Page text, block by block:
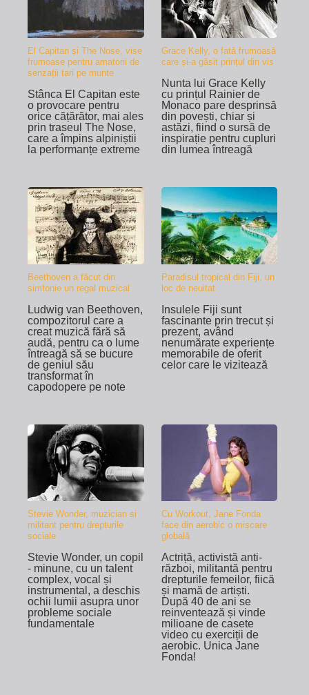
El Capitan și The Nose, vise
frumoase pentru amatorii de
senzații tari pe munte
Stânca El Capitan este
o provocare pentru
orice cățărător, mai ales
prin traseul The Nose,
care a împins alpiniștii
la performanțe extreme
Grace Kelly, o fată frumoasă
care și-a găsit prințul din vis
Nunta lui Grace Kelly
cu prințul Rainier de
Monaco pare desprinsă
din povești, chiar și
astăzi, fiind o sursă de
inspirație pentru cupluri
din lumea întreagă
Beethoven a făcut din
simfonie un regal muzical
Ludwig van Beethoven,
compozitorul care a
creat muzică fără să
audă, pentru ca o lume
întreagă să se bucure
de geniul său
transformat în
capodopere pe note
Paradisul tropical din Fiji, un
loc de neuitat
Insulele Fiji sunt
fascinante prin trecut și
prezent, având
nenumărate experiențe
memorabile de oferit
celor care le vizitează
Stevie Wonder, muzician și
militant pentru drepturile
sociale
Stevie Wonder, un copil
- minune, cu un talent
complex, vocal și
instrumental, a deschis
ochii lumii asupra unor
probleme sociale
fundamentale
Cu Workout, Jane Fonda
face din aerobic o mișcare
globală
Actriță, activistă anti-
război, militantă pentru
drepturile femeilor, fiică
și mamă de artiști.
După 40 de ani se
reinventează și vinde
milioane de casete
video cu exerciții de
aerobic. Unica Jane
Fonda!